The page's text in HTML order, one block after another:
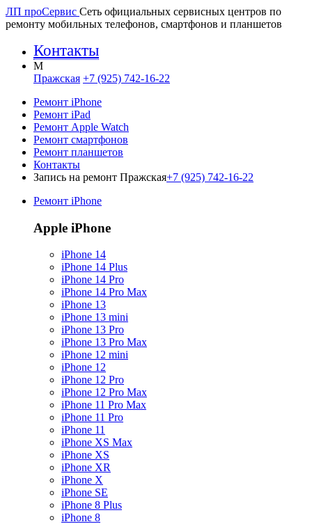
ЛП проСервис Сеть официальных сервисных центров по
ремонту мобильных телефонов, смартфонов и планшетов
Контакты
M
Пражская +7 (925) 742-16-22
Ремонт iPhone
Ремонт iPad
Ремонт Apple Watch
Ремонт смартфонов
Ремонт планшетов
Контакты
Запись на ремонт Пражская+7 (925) 742-16-22
Ремонт iPhone
Apple iPhone
iPhone 14
iPhone 14 Plus
iPhone 14 Pro
iPhone 14 Pro Max
iPhone 13
iPhone 13 mini
iPhone 13 Pro
iPhone 13 Pro Max
iPhone 12 mini
iPhone 12
iPhone 12 Pro
iPhone 12 Pro Max
iPhone 11 Pro Max
iPhone 11 Pro
iPhone 11
iPhone XS Max
iPhone XS
iPhone XR
iPhone X
iPhone SE
iPhone 8 Plus
iPhone 8